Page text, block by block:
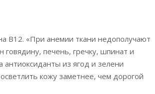
B12. «При анемии ткани недополучают
говядину, печень, гречку, шпинат и
антиоксиданты из ягод и зелени
кожу заметнее, чем дорогой